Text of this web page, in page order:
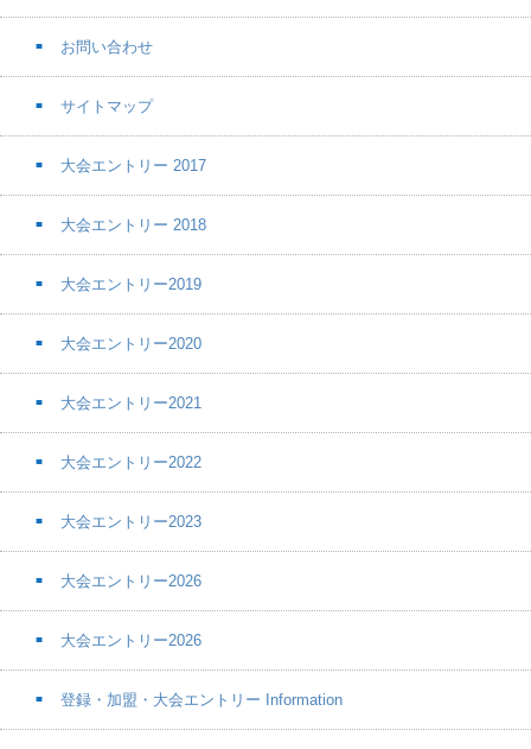
お問い合わせ
サイトマップ
大会エントリー 2017
大会エントリー 2018
大会エントリー2019
大会エントリー2020
大会エントリー2021
大会エントリー2022
大会エントリー2023
大会エントリー2026
大会エントリー2026
登録・加盟・大会エントリー Information